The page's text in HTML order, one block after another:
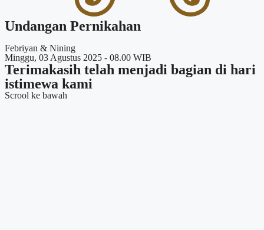
Undangan Pernikahan
Febriyan & Nining
Minggu, 03 Agustus 2025 - 08.00 WIB
Terimakasih telah menjadi bagian di hari
istimewa kami
Scrool ke bawah